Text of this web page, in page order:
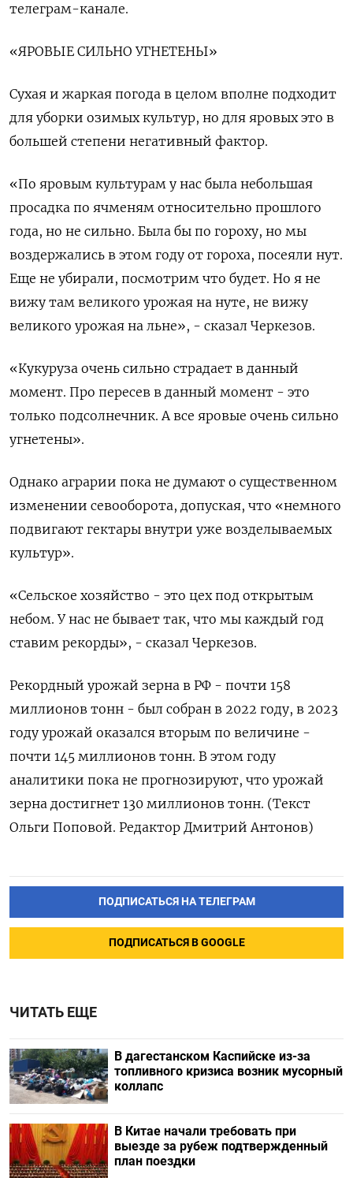
телеграм-канале.
«ЯРОВЫЕ СИЛЬНО УГНЕТЕНЫ»
Сухая и жаркая погода в целом вполне подходит
для уборки озимых культур, но для яровых это в
большей степени негативный фактор.
«По яровым культурам у нас была небольшая
просадка по ячменям относительно прошлого
года, но не сильно. Была бы по гороху, но мы
воздержались в этом году от гороха, посеяли нут.
Еще не убирали, посмотрим что будет. Но я не
вижу там великого урожая на нуте, не вижу
великого урожая на льне», - сказал Черкезов.
«Кукуруза очень сильно страдает в данный
момент. Про пересев в данный момент - это
только подсолнечник. А все яровые очень сильно
угнетены».
Однако аграрии пока не думают о существенном
изменении севооборота, допуская, что «немного
подвигают гектары внутри уже возделываемых
культур».
«Сельское хозяйство - это цех под открытым
небом. У нас не бывает так, что мы каждый год
ставим рекорды», - сказал Черкезов.
Рекордный урожай зерна в РФ - почти 158
миллионов тонн - был собран в 2022 году, в 2023
году урожай оказался вторым по величине -
почти 145 миллионов тонн. В этом году
аналитики пока не прогнозируют, что урожай
зерна достигнет 130 миллионов тонн. (Текст
Ольги Поповой. Редактор Дмитрий Антонов)
ПОДПИСАТЬСЯ НА ТЕЛЕГРАМ
ПОДПИСАТЬСЯ В GOOGLE
ЧИТАТЬ ЕЩЕ
В дагестанском Каспийске из-за
топливного кризиса возник мусорный
коллапс
В Китае начали требовать при
выезде за рубеж подтвержденный
план поездки